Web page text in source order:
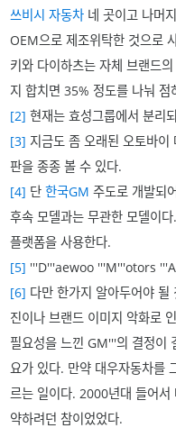
쓰비시 자동차 네 곳이고 나머
OEM으로 제조위탁한 것으로
키와 다이하츠는 자체 브랜드
지 합치면 35% 정도를 나눠 점
[2] 현재는 효성그룹에서 분리
[3] 지금도 좀 오래된 오토바이
판을 종종 볼 수 있다.
[4] 단한국GM 주도로 개발되
후속 모델과는 무관한 모델이
플랫폼을 사용한다.
[5] '''D'''aewoo '''M'''otors
[6] 다만 한가지 알아두어야
진이나 브랜드 이미지 악화로
필요성을 느낀 GM'''의 결정이
요가 있다. 만약 대우자동차를
르는 일이다. 2000년대 들어서
약하려던 참이었었다.